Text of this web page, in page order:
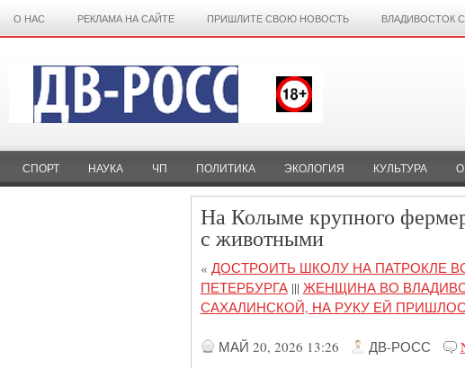
О НАС РЕКЛАМА НА САЙТЕ ПРИШЛИТЕ СВОЮ НОВОСТЬ ВЛАДИВОСТОК
СПОРТ НАУКА ЧП ПОЛИТИКА ЭКОЛОГИЯ КУЛЬТУРА
На Колыме крупного
с животными
« ДОСТРОИТЬ ШКОЛУ НА ПАТРОКЛЕ
ПЕТЕРБУРГА||| ЖЕНЩИНА ВО
САХАЛИНСКОЙ, НА РУКУ ЕЙ
МАЙ 20, 2026 13:26 ДВ-РОСС